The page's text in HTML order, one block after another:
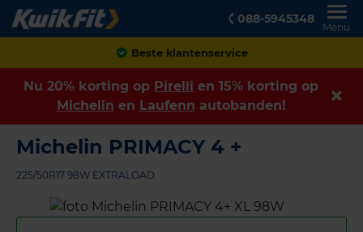
088-5945348
Menu
Achteraf betalen
Nu 20% korting op Pirelli en 15% korting op
Michelin en Laufenn autobanden!
Michelin PRIMACY 4 +
225/50R17 98W EXTRALOAD